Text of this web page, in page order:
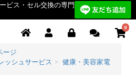
ビス・セル交換の専門
0
ージ
ッシュサービス
健康・美容家電